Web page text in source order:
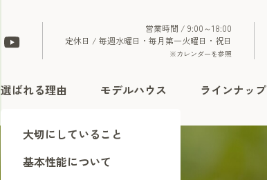
選ばれる理由
大切にしていること
基本性能について
モデルハウス ラインナップ
営業時間 / 9:00～18:00
定休日 / 毎週水曜日・毎月第一火曜日・祝日
※カレンダーを参照